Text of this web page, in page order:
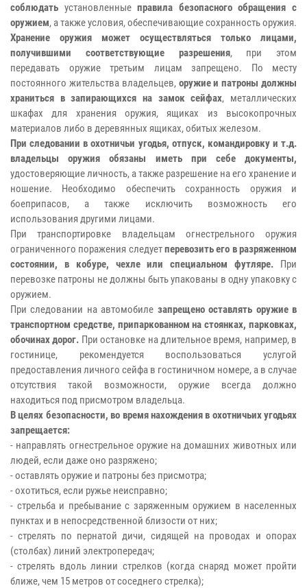
соблюдать установленныеправила безопасного обращения с
оружием, а также условия, обеспечивающие сохранность оружия.
Хранение оружия может осуществляться только лицами,
получившими соответствующие разрешения, при этом
передавать оружие третьим лицам запрещено. По месту
постоянного жительства владельцев, оружие и патроны должны
храниться в запирающихся на замок сейфах, металлических
шкафах для хранения оружия, ящиках из высокопрочных
материалов либо в деревянных ящиках, обитых железом.
При следовании в охотничьи угодья, отпуск, командировку и т.д.
владельцы оружия обязаны иметь при себе документы,
удостоверяющие личность, а также разрешение на его хранение и
ношение. Необходимо обеспечить сохранность оружия и
боеприпасов, а также исключить возможность его
использования другими лицами.
При транспортировке владельцам огнестрельного оружия
ограниченного поражения следуетперевозить его в разряженном
состоянии, в кобуре, чехле или специальном футляре. При
перевозке патроны не должны быть упакованы в одну упаковку с
оружием.
При следовании на автомобиле запрещено оставлять оружие в
транспортном средстве, припаркованном на стоянках, парковках,
обочинах дорог. При остановке на длительное время, например, в
гостинице, рекомендуется воспользоваться услугой
предоставления личного сейфа в гостиничном номере, а в случае
отсутствия такой возможности, оружие всегда должно
находиться под присмотром владельца.
В целях безопасности, во время нахождения в охотничьих угодьях
запрещается:
- направлять огнестрельное оружие на домашних животных или
людей, если даже оно разряжено;
- оставлять оружие и патроны без присмотра;
- охотиться, если ружье неисправно;
- стрельба и пребывание с заряженным оружием в населенных
пунктах и в непосредственной близости от них;
- стрелять по пернатой дичи, сидящей на проводах и опорах
(столбах) линий электропередач;
- стрелять вдоль линии стрелков (когда снаряд может пройти
ближе, чем 15 метров от соседнего стрелка);